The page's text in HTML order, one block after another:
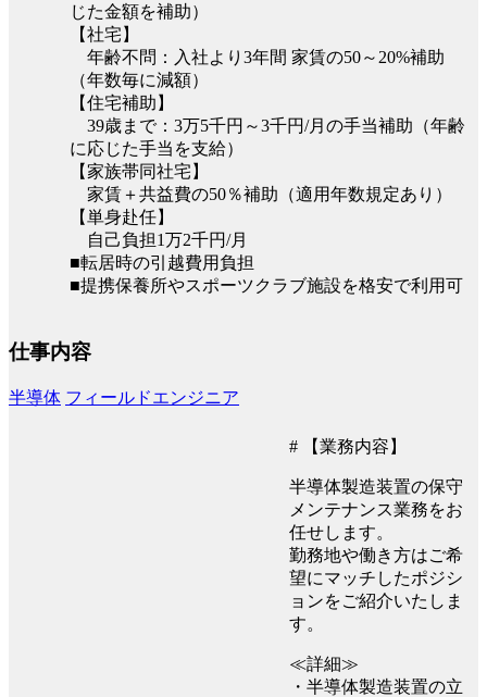
じた金額を補助）
【社宅】
年齢不問：入社より3年間 家賃の50～20%補助
（年数毎に減額）
【住宅補助】
39歳まで：3万5千円～3千円/月の手当補助（年齢
に応じた手当を支給）
【家族帯同社宅】
家賃＋共益費の50％補助（適用年数規定あり）
【単身赴任】
自己負担1万2千円/月
■転居時の引越費用負担
■提携保養所やスポーツクラブ施設を格安で利用可
仕事内容
半導体 フィールドエンジニア
# 【業務内容】
半導体製造装置の保守
メンテナンス業務をお
任せします。
勤務地や働き方はご希
望にマッチしたポジシ
ョンをご紹介いたしま
す。
≪詳細≫
・半導体製造装置の立